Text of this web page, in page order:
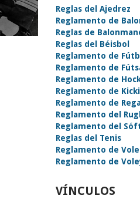
Reglas del Ajedrez
Reglamento de
Reglas de
Reglas del Béisbol
Reglamento de
Reglamento de
Reglamento de
Reglamento de
Reglamento de
Reglamento del
Reglamento del
Reglas del Tenis
Reglamento de
Reglamento de
VÍNCULOS